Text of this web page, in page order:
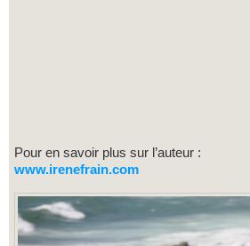
Pour en savoir plus sur l’auteur :
www.irenefrain.com